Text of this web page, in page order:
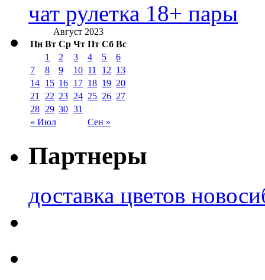
чат рулетка 18+ пары
Август 2023
Пн Вт Ср Чт Пт Сб Вс
« Июл Сен »
1 2 3 4 5
6
7
8 9 10 11 12 13
14 15 16 17 18 19 20
21
22 23 24 25 26 27
28 29 30 31
Партнеры
доставка цветов